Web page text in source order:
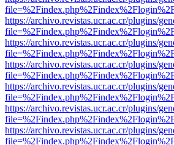
https://archivo.revistas.ucr.ac.cr/plugins/
https://archivo.revistas.ucr.ac.cr/plugins/
https://archivo.revistas.ucr.ac.cr/plugins/
https://archivo.revistas.ucr.ac.cr/plugins/
https://archivo.revistas.ucr.ac.cr/plugins/
https://archivo.revistas.ucr.ac.cr/plugins/